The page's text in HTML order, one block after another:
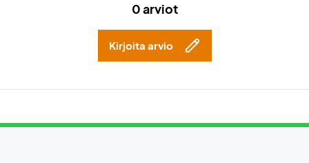
0 arviot
Kirjoita arvio